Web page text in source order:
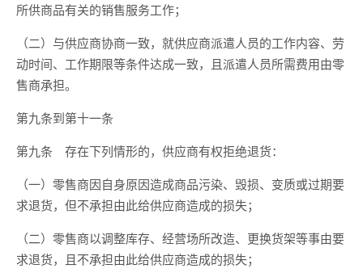
所供商品有关的销售服务工作；
（二）与供应商协商一致，就供应商派遣人员的工作内容、劳
动时间、工作期限等条件达成一致，且派遣人员所需费用由零
售商承担。
第九条到第十一条
第九条 存在下列情形的，供应商有权拒绝退货：
（一）零售商因自身原因造成商品污染、毁损、变质或过期要
求退货，但不承担由此给供应商造成的损失；
（二）零售商以调整库存、经营场所改造、更换货架等事由要
求退货，且不承担由此给供应商造成的损失；